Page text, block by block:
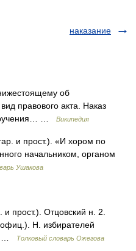
наказание
об
правового акта. Наказ
…
Википедия
и прост.). «И хором по
начальником, органом
Ушакова
прост.). Отцовский н. 2.
Н. избирателей
…
Толковый словарь Ожегова